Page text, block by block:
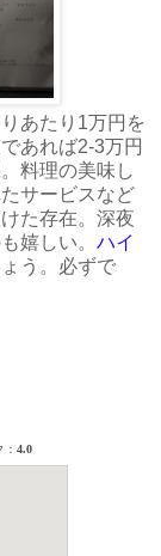
あたり1万円を
あれば2-3万円
料理の美味し
サービスなど
た存在。深夜
嬉しい。 ハイ
う。必ずで